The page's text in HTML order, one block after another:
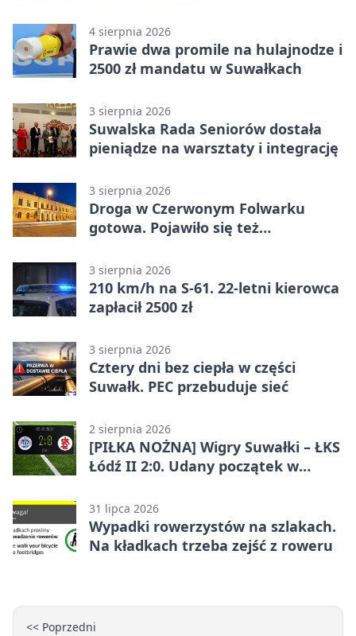
4 sierpnia 2026
Prawie dwa promile na hulajnodze i
2500 zł mandatu w Suwałkach
3 sierpnia 2026
Suwalska Rada Seniorów dostała
pieniądze na warsztaty i integrację
3 sierpnia 2026
Droga w Czerwonym Folwarku
gotowa. Pojawiło się też
3 sierpnia 2026
210 km/h na S-61. 22-letni kierowca
zapłacił 2500 zł
3 sierpnia 2026
Cztery dni bez ciepła w części
Suwałk. PEC przebuduje sieć
2 sierpnia 2026
[PIŁKA NOŻNA] Wigry Suwałki – ŁKS
Łódź II 2:0. Udany początek w
31 lipca 2026
Wypadki rowerzystów na szlakach.
Na kładkach trzeba zejść z roweru
<< Poprzedni